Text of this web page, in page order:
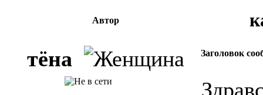
Автор
тёна Заголовок